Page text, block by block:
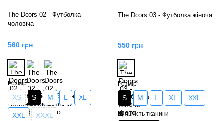
The Doors 02 - Футболка
чоловіча
560 грн
Розмір
XS S M L XL
XXL XXXL
The Doors 03 - Футболка жіноча
550 грн
Розмір
S M L XL XXL
Щільність тканини